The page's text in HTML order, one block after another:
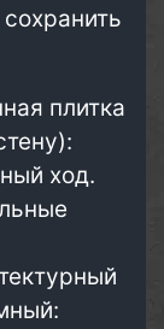
плитка
ход.